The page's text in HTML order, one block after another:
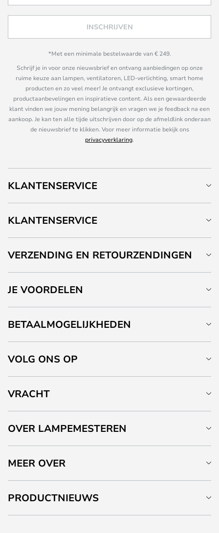
INSCHRIJVEN
*Met een minimale bestelwaarde van € 249.
Schrijf je in voor onze nieuwsbrief en ontvang aanbiedingen op onze
ruime keuze aan lampen, ventilatoren, LED-verlichting, smart home
producten en zo veel meer! Je ontvangt exclusieve kortingen,
productaanbevelingen en inspiratieve content. Als een gewaardeerde
klant vinden we jouw mening belangrijk en vragen we je feedback na een
aankoop. Je kan ten alle tijde uitschrijven door op de afmeldlink onderaan
de nieuwsbrief te klikken. Voor meer informatie bekijk ons
privacyverklaring.
KLANTENSERVICE
KLANTENSERVICE
VERZENDING EN RETOURZENDINGEN
JE VOORDELEN
BETAALMOGELIJKHEDEN
VOLG ONS OP
VRACHT
OVER LAMPEMESTEREN
MEER OVER
PRODUCTNIEUWS